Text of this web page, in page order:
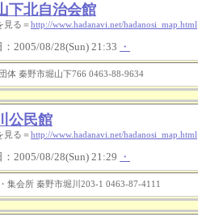
下北自治会館
見る＝http://www.hadanavi.net/hadanosi_map.html
2005/08/28(Sun) 21:33 ・
体 秦野市堀山下766 0463-88-9634
公民館
見る＝http://www.hadanavi.net/hadanosi_map.html
2005/08/28(Sun) 21:29 ・
集会所 秦野市堀川203-1 0463-87-4111